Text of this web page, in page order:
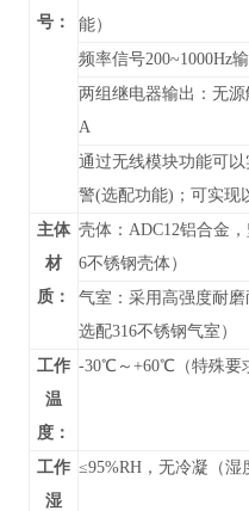
号：
能）
频率信号200~1000Hz
两组继电器输出：无
A
通过无线模块功能可
警(选配功能)；可实现
主体
材
质：
壳体：ADC12铝合金
6不锈钢壳体）
气室：采用高强度耐
选配316不锈钢气室）
工作
温
度：
-30℃～+60℃（特殊要
工作
湿
≤95%RH，无冷凝（湿